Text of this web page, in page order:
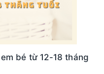
bé từ 12-18 tháng